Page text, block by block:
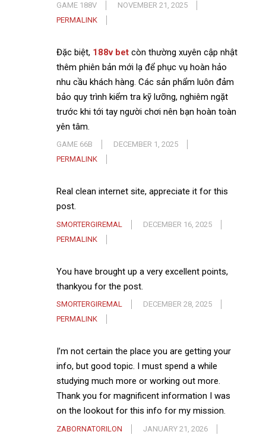
GAME 188V
NOVEMBER 21, 2025
PERMALINK
Đặc biệt, 188v bet còn thường xuyên cập nhật
thêm phiên bản mới lạ để phục vụ hoàn hảo
nhu cầu khách hàng. Các sản phẩm luôn đảm
bảo quy trình kiểm tra kỹ lưỡng, nghiêm ngặt
trước khi tới tay người chơi nên bạn hoàn toàn
yên tâm.
GAME 66B
DECEMBER 1, 2025
PERMALINK
Real clean internet site, appreciate it for this
post.
SMORTERGIREMAL
DECEMBER 16, 2025
PERMALINK
You have brought up a very excellent points,
thankyou for the post.
SMORTERGIREMAL
DECEMBER 28, 2025
PERMALINK
I’m not certain the place you are getting your
info, but good topic. I must spend a while
studying much more or working out more.
Thank you for magnificent information I was
on the lookout for this info for my mission.
ZABORNATORILON
JANUARY 21, 2026